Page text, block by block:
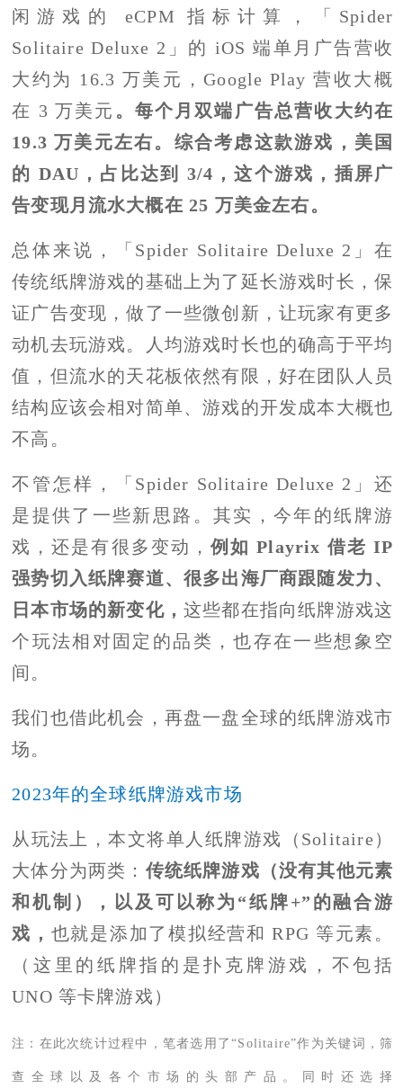
闲游戏的 eCPM 指标计算，「Spider
Solitaire Deluxe 2」的 iOS 端单月广告营收
大约为 16.3 万美元，Google Play 营收大概
在 3 万美元 。每个月双端广告总营收大约在
19.3 万美元左右。综合考虑这款游戏，美国
的 DAU，占比达到 3/4，这个游戏，插屏广
告变现月流水大概在 25 万美金左右。
总体来说，「Spider Solitaire Deluxe 2」在
传统纸牌游戏的基础上为了延长游戏时长，保
证广告变现，做了一些微创新，让玩家有更多
动机去玩游戏。人均游戏时长也的确高于平均
值，但流水的天花板依然有限，好在团队人员
结构应该会相对简单、游戏的开发成本大概也
不高。
不管怎样，「Spider Solitaire Deluxe 2」还
是提供了一些新思路。其实，今年的纸牌游
戏，还是有很多变动， 例如 Playrix 借老 IP
强势切入纸牌赛道、很多出海厂商跟随发力、
日本市场的新变化， 这些都在指向纸牌游戏这
个玩法相对固定的品类，也存在一些想象空
间。
我们也借此机会，再盘一盘全球的纸牌游戏市
场。
2023年的全球纸牌游戏市场
从玩法上，本文将单人纸牌游戏（Solitaire）
大体分为两类： 传统纸牌游戏（没有其他元素
和机制），以及可以称为“纸牌+”的融合游
戏， 也就是添加了模拟经营和 RPG 等元素。
（这里的纸牌指的是扑克牌游戏，不包括
UNO 等卡牌游戏）
注：在此次统计过程中，笔者选用了“Solitaire”作为关键词，筛
查全球以及各个市场的头部产品。同时还选择